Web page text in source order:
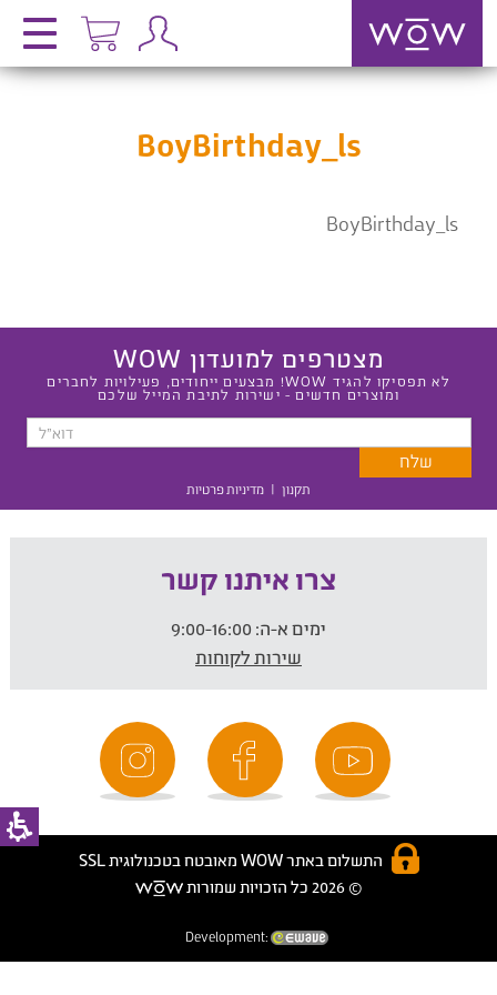
BoyBirthday_ls
BoyBirthday_ls
מצטרפים למועדון WOW
לא תפסיקו להגיד WOW! מבצעים ייחודים, פעילויות לחברים
ומוצרים חדשים - ישירות לתיבת המייל שלכם
תקנון | מדיניות פרטיות
צרו איתנו קשר
ימים א-ה:
שירות לקוחות
התשלום באתר WOW מאובטח בטכנולוגית SSL
© 2026 כל הזכויות שמורות
Development: